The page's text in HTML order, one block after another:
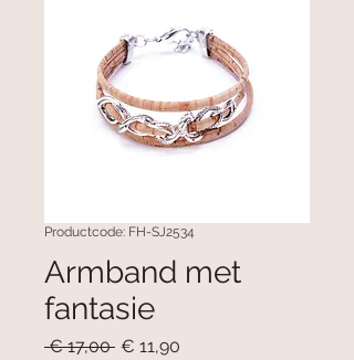
Productcode: FH-SJ2534
Armband met
fantasie
€ 17,00 Normale
€ 11,90